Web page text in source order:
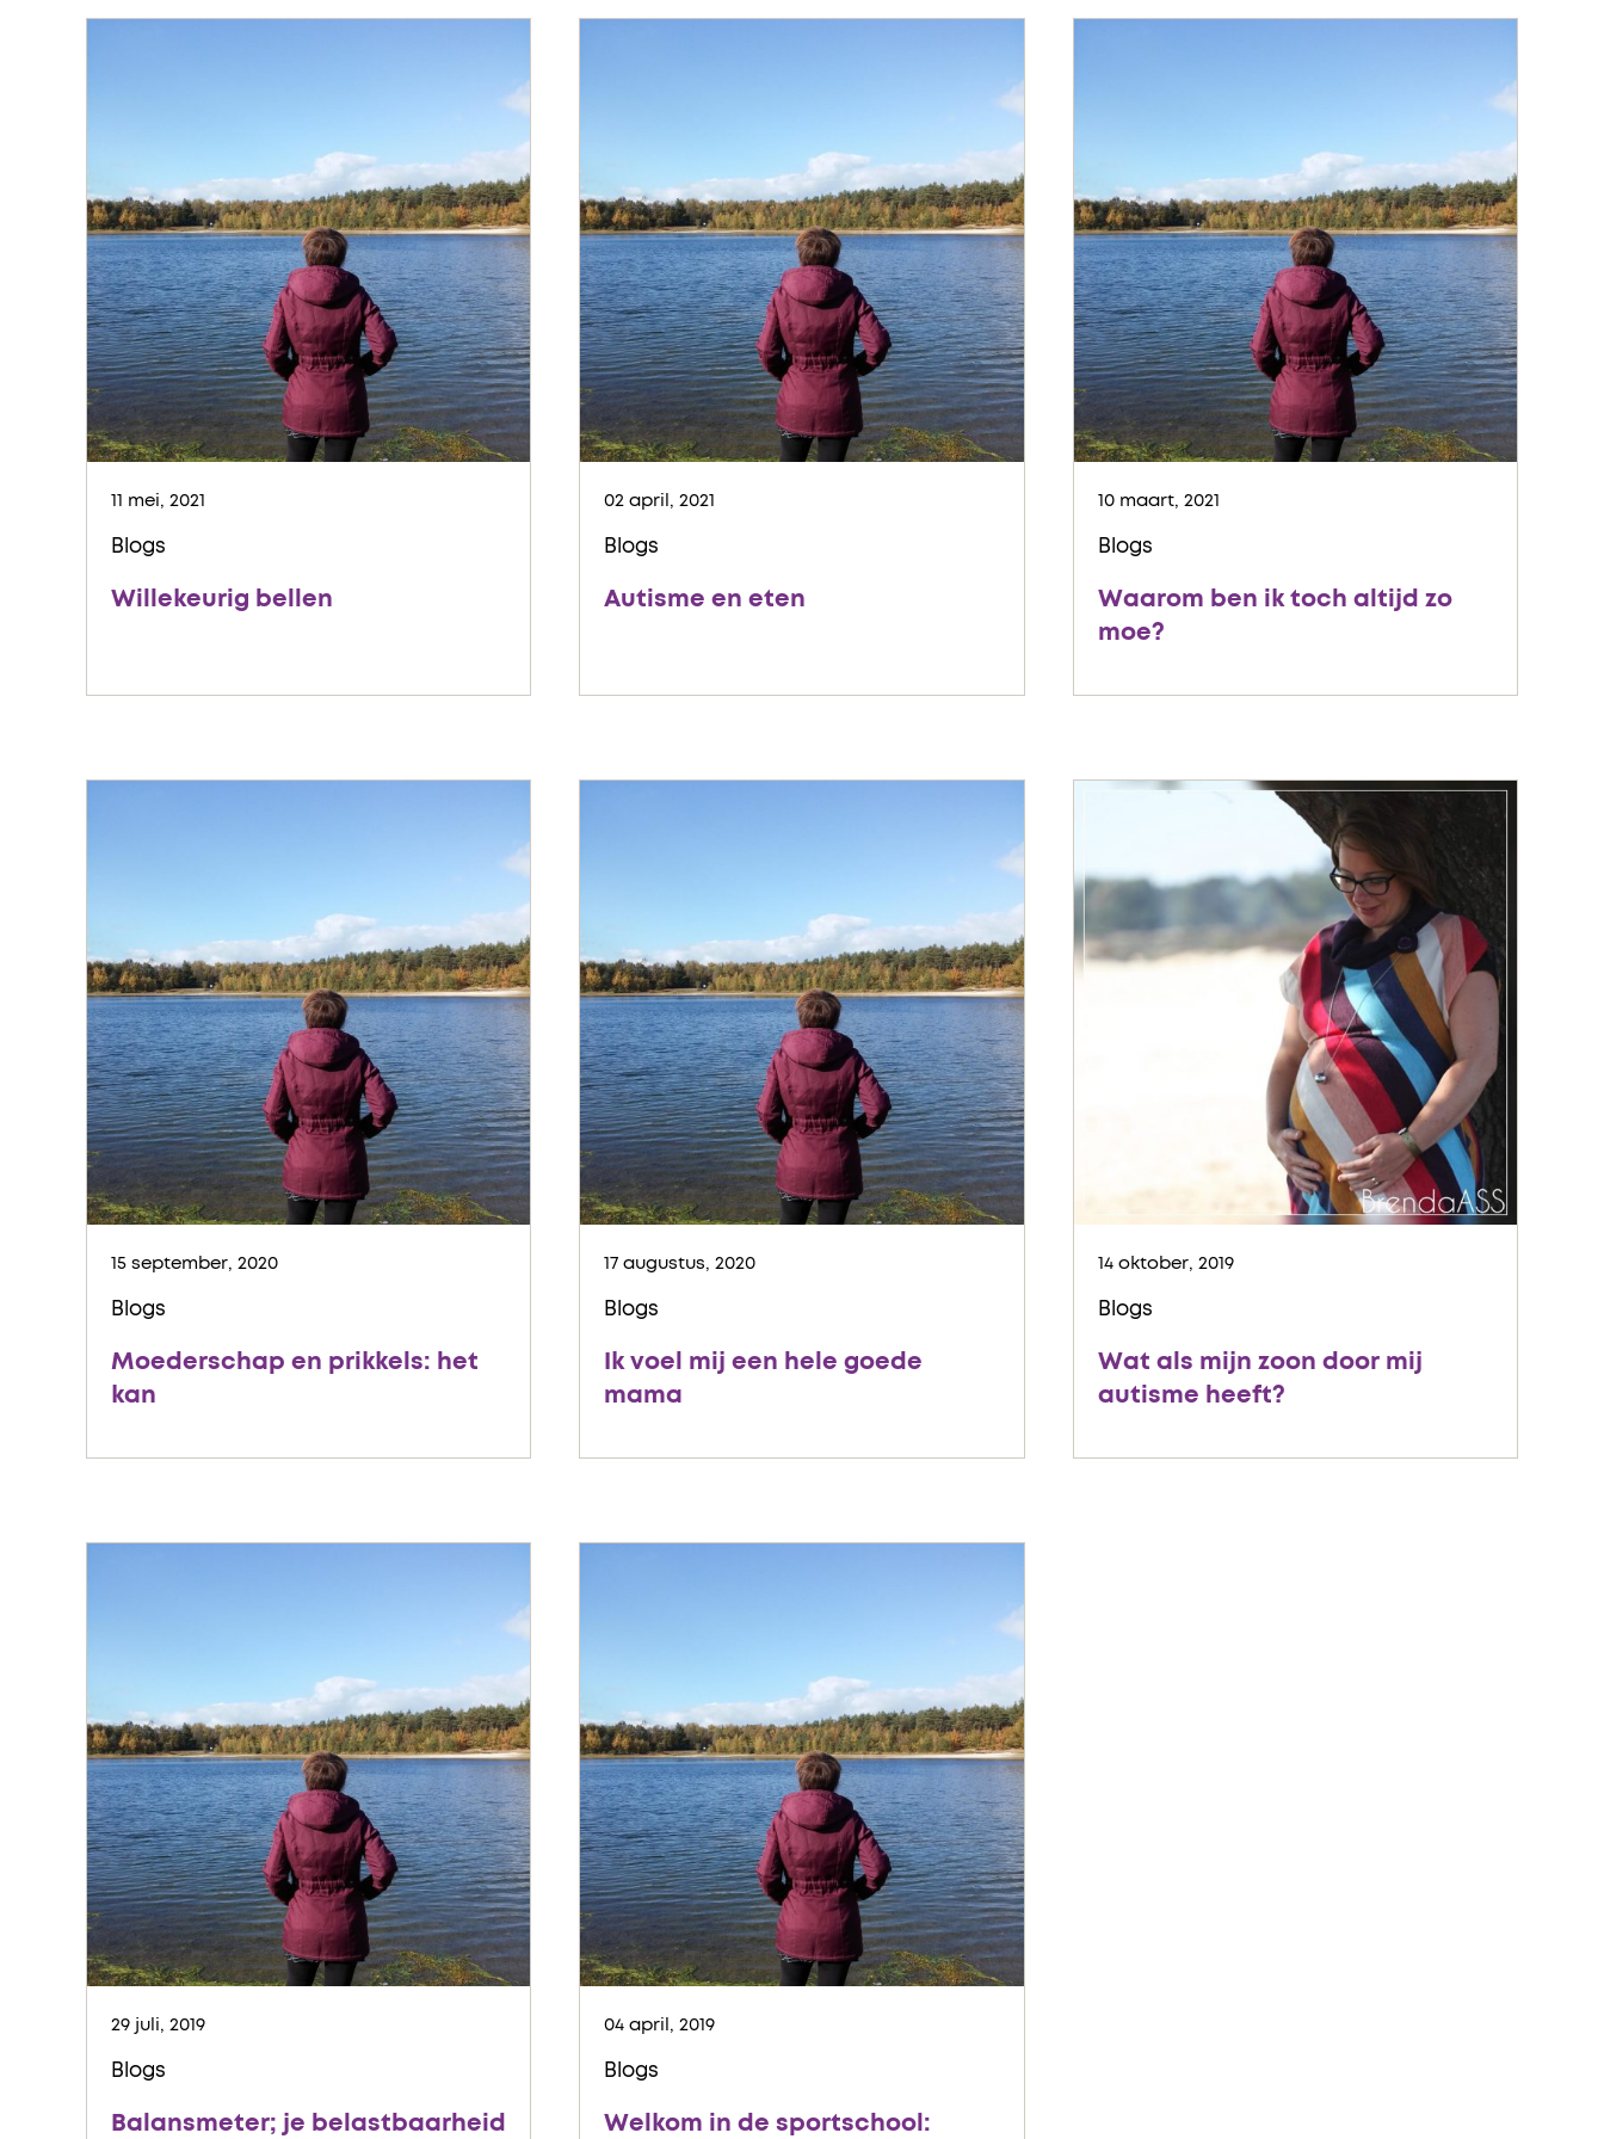
11 mei, 2021
Blogs
Willekeurig bellen
02 april, 2021
Blogs
Autisme en eten
10 maart, 2021
Blogs
Waarom ben ik toch altijd zo
moe?
15 september, 2020
Blogs
Moederschap en prikkels: het
kan
17 augustus, 2020
Blogs
Ik voel mij een hele goede
mama
14 oktober, 2019
Blogs
Wat als mijn zoon door mij
autisme heeft?
29 juli, 2019
Blogs
Balansmeter; je belastbaarheid
04 april, 2019
Blogs
Welkom in de sportschool: